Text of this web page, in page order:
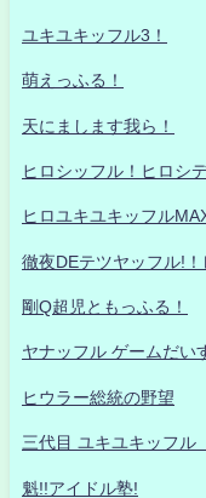
ユキユキッフル3！
萌えっふる！
天にまします我ら！
ヒロシッフル！ヒロシ
ヒロユキユキッフル
徹夜DEテツヤッフル!！
剛Q超児ともっふる！
ヤナッフル ゲームだい
ヒウラー総統の野望
三代目 ユキユキッフル
魁!!アイドル塾!